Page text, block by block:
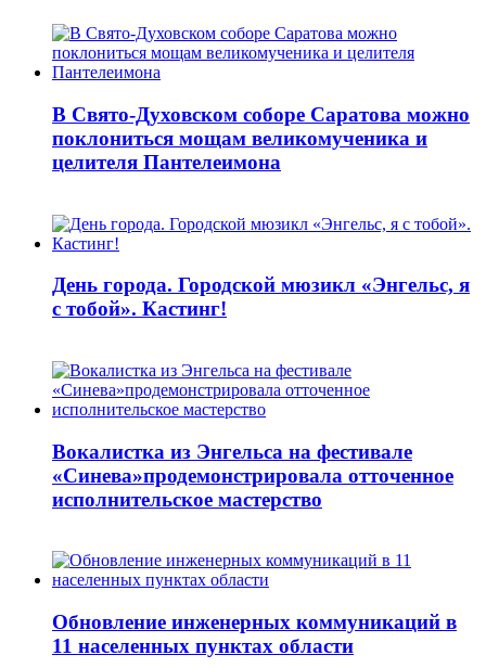
В Свято-Духовском соборе Саратова можно
поклониться мощам великомученика и
целителя Пантелеимона
День города. Городской мюзикл «Энгельс, я
с тобой». Кастинг!
Вокалистка из Энгельса на фестивале
«Синева»продемонстрировала отточенное
исполнительское мастерство
Обновление инженерных коммуникаций в
11 населенных пунктах области